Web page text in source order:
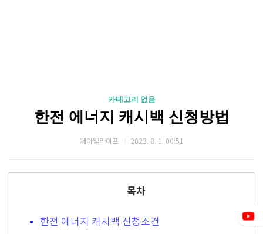
카테고리 없음
한전 에너지 캐시백 신청방법
제이웰라이프 2023. 8. 1. 00:51
목차
한전 에너지 캐시백 신청조건